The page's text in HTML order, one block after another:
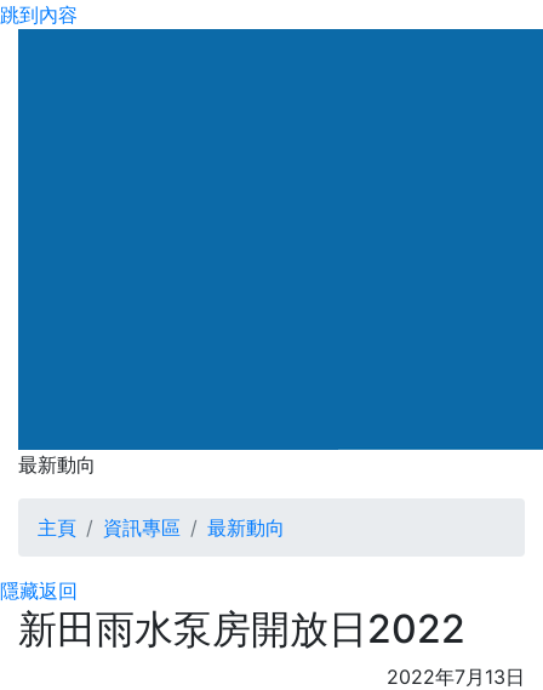
跳到內容
最新動向
最新動向
主頁 資訊專區 最新動向
隱藏返回
新田雨水泵房開放日2022
2022年7月13日